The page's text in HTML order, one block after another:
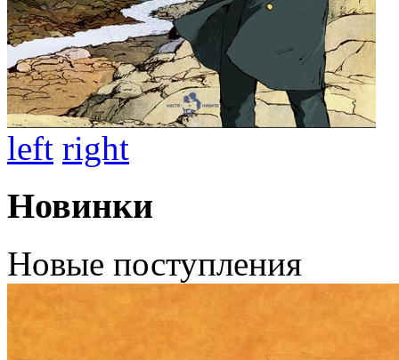
left right
Новинки
Новые поступления